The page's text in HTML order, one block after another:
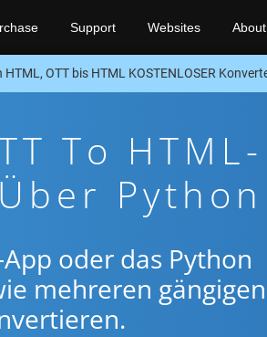
Support Websites About
OTT bis HTML KOSTENLOSER
To HTML-
Python
oder das Python
mehreren gängigen